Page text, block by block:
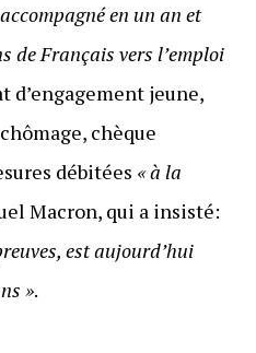
en un an et
de Français vers l’emploi
d’engagement jeune,
chèque
débitées « à la
Macron, qui a insisté:
est aujourd’hui
».